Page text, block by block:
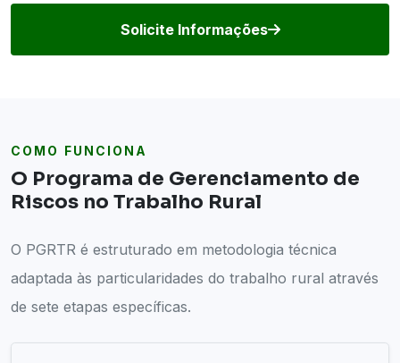
Solicite Informações
COMO FUNCIONA
O Programa de Gerenciamento de
Riscos no Trabalho Rural
O PGRTR é estruturado em metodologia técnica
adaptada às particularidades do trabalho rural através
de sete etapas específicas.